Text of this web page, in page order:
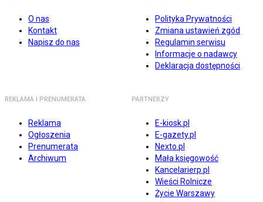
O nas
Kontakt
Napisz do nas
Polityka Prywatności
Zmiana ustawień zgód
Regulamin serwisu
Informacje o nadawcy
Deklaracja dostępności
REKLAMA I PRENUMERATA
Reklama
Ogłoszenia
Prenumerata
Archiwum
PARTNERZY
E-kiosk.pl
E-gazety.pl
Nexto.pl
Mała księgowość
Kancelarierp.pl
Wieści Rolnicze
Życie Warszawy